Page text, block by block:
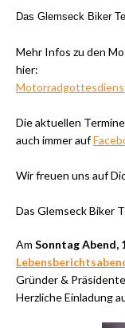
Das Glemseck Biker
Mehr Infos zu den
hier:
Die aktuellen
auch immer auf
Wir freuen uns auf
Das Glemseck Biker
Am Sonntag Abend,
Gründer &
Herzliche Einladung